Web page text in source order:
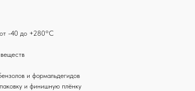
от -40 до +280°С
и формальдегидов
и финишную плёнку